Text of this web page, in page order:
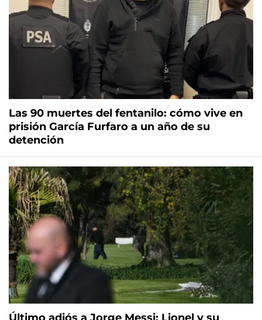
Las 90 muertes del fentanilo: cómo vive en
prisión García Furfaro a un año de su
detención